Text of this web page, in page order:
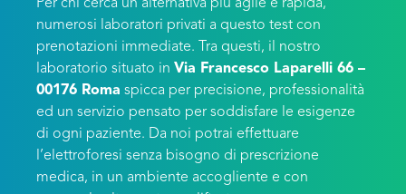
Per chi cerca un’alternativa più agile e rapida,
numerosi laboratori privati a questo test con
prenotazioni immediate. Tra questi, il nostro
laboratorio situato in Via Francesco Laparelli 66 –
00176 Roma spicca per precisione, professionalità
ed un servizio pensato per soddisfare le esigenze
di ogni paziente. Da noi potrai effettuare
l’elettroforesi senza bisogno di prescrizione
medica, in un ambiente accogliente e con